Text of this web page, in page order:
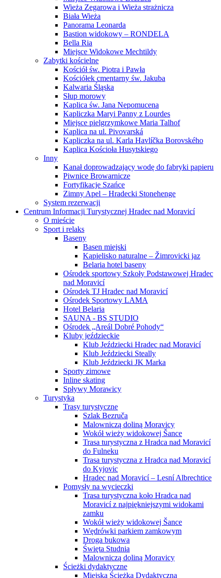
Wieża Zegarowa i Wieża strażnicza
Biała Wieża
Panorama Leonarda
Bastion widokowy – RONDELA
Bella Ria
Miejsce Widokowe Mechtildy
Zabytki kościelne
Kościół św. Piotra i Pawła
Kościółek cmentarny św. Jakuba
Kalwaria Śląska
Słup morowy
Kaplica św. Jana Nepomucena
Kapliczka Maryi Panny z Lourdes
Miejsce pielgrzymkowe Maria Talhof
Kaplica na ul. Pivovarská
Kapliczka na ul. Karla Havlíčka Borovského
Kaplica Kościoła Husytskiego
Inny
Kanał doprowadzający wodę do fabryki papieru
Piwnice Browarnicze
Fortyfikacje Szańce
Zimny Apel – Hradecki Stonehenge
System rezerwacji
Centrum Informacji Turystycznej Hradec nad Moravicí
O mieście
Sport i relaks
Baseny
Basen miejski
Kąpielisko naturalne – Žimrovicki jaz
Belaria hotel baseny
Ośrodek sportowy Szkoły Podstawowej Hradec
nad Moravicí
Ośrodek TJ Hradec nad Moravicí
Ośrodek Sportowy LAMA
Hotel Belaria
SAUNA - BS STUDIO
Ośrodek „Areál Dobré Pohody“
Kluby jeździeckie
Klub Jeździecki Hradec nad Moravicí
Klub Jeździecki Steally
Klub Jeździecki JK Marka
Sporty zimowe
Inline skating
Spływy Morawicy
Turystyka
Trasy turystyczne
Szlak Bezruča
Malowniczą doliną Moravicy
Wokół wieży widokowej Šance
Trasa turystyczna z Hradca nad Moravicí
do Fulneku
Trasa turystyczna z Hradca nad Moravicí
do Kyjovic
Hradec nad Moravicí – Lesní Albrechtice
Pomysły na wycieczki
Trasa turystyczna koło Hradca nad
Moravicí z najpiękniejszymi widokami
zamku
Wokół wieży widokowej Šance
Wędrówki parkiem zamkowym
Droga bukowa
Święta Studnia
Malowniczą doliną Moravicy
Ścieżki dydaktyczne
Miejska Ścieżka Dydaktyczna